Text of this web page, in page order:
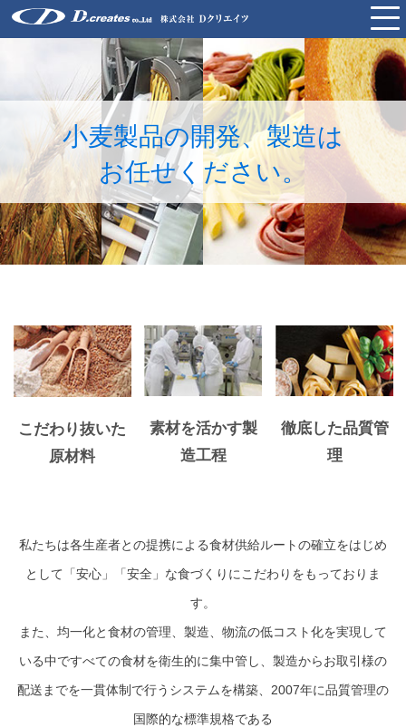
HOME
商品開発と製造
生パスタ
製菓
中華麺
お取引事例
お問い合わせ
小麦製品の開発、製造は
お任せください。
こだわり抜いた
原材料
素材を活かす製
造工程
徹底した品質管
理
私たちは各生産者との提携による食材供給ルートの確立をはじめ
として「安心」「安全」な食づくりにこだわりをもっておりま
す。
また、均一化と食材の管理、製造、物流の低コスト化を実現して
いる中ですべての食材を衛生的に集中管し、製造からお取引様の
配送までを一貫体制で行うシステムを構築、2007年に品質管理の
国際的な標準規格である